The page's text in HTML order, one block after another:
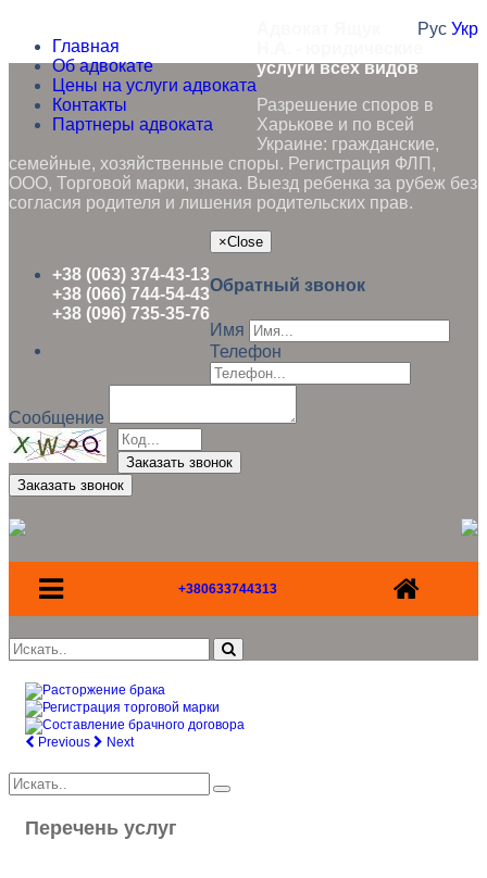
Главная
Об адвокате
Цены на услуги адвоката
Контакты
Партнеры адвоката
Рус Укр
услуги всех видов
Разрешение споров в
Харькове и по всей
Украине: гражданские,
семейные, хозяйственные споры. Регистрация ФЛП,
ООО, Торговой марки, знака. Выезд ребенка за рубеж без
согласия родителя и лишения родительских прав.
+38 (063) 374-43-13
+38 (066) 744-54-43
+38 (096) 735-35-76
×Close
Обратный звонок
Имя
Телефон
Сообщение
Заказать звонок
+380633744313
Previous Next
Перечень услуг